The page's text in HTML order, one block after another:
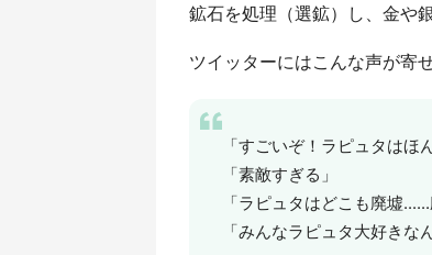
鉱石を処理（選鉱）し、金や
ツイッターにはこんな声が寄
「すごいぞ！ラピュタはほ
「素敵すぎる」
「ラピュタはどこも廃墟
「みんなラピュタ大好きな